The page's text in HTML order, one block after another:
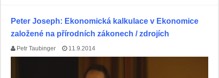
Peter Joseph: Ekonomická kalkulace v Ekonomice
založené na přírodních zákonech / zdrojích
Petr Taubinger 11.9.2014